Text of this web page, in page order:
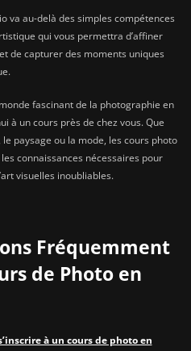
va au-delà des simples compétences
qui vous permettra d’affiner
de capturer des moments uniques
fascinant de la photographie en
à un cours près de chez vous. Que
paysage ou la mode, les cours photo
connaissances nécessaires pour
visuelles inoubliables.
Fréquemment
de Photo en
à un cours de photo en